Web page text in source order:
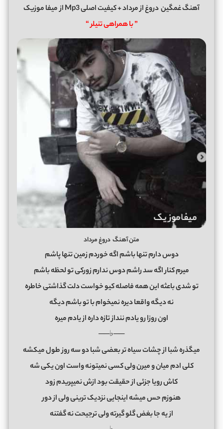
آهنگ غمگیندروغازمرداد+ کیفیت اصلی Mp3 از
میفا موزیک
” با همراهی تنیلر “
متن آهنگ دروغ مرداد
دوس دارم تنها باشم اگه خوردم زمین تنها پاشم
میرم کنار اگه سد راشم دوس ندارم زورکى تو لحظه باشم
تو شدى باعثه این همه فاصله کیو خواست دلت گذاشتى خاطره
نه دیگه واقعا دیره نمیخوام با تو باشم دیگه
اون روزا رو یادم ننداز تازه داره از یادم میره
──♭──
میگذره شبا از چشات سیاه تر بعضى شبا دو سه روز طول میکشه
کلى ادم میان و میرن ولى کسى نمیتونه واست اون یکى شه
کاش رویا جزئى از حقیقت بود ازش نمیپریدم زود
هنوزم حس میشه اینجایى نزدیک ترینى ولى از دور
از یه جا بغض گلو گیرته ولى ترجیحت نه گفتنه